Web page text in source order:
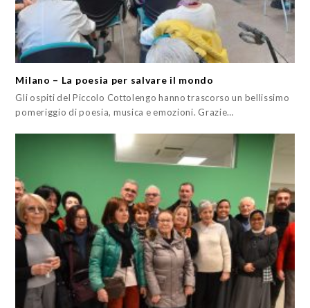
Milano – La poesia per salvare il mondo
Gli ospiti del Piccolo Cottolengo hanno trascorso un bellissimo
pomeriggio di poesia, musica e emozioni. Grazie…